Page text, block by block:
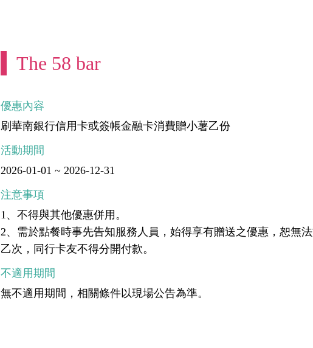
The 58 bar
優惠內容
刷華南銀行信用卡或簽帳金融卡消費贈小薯乙份
活動期間
2026-01-01 ~ 2026-12-31
注意事項
1、不得與其他優惠併用。
2、需於點餐時事先告知服務人員，始得享有贈送之優惠，恕無
乙次，同行卡友不得分開付款。
不適用期間
無不適用期間，相關條件以現場公告為準。